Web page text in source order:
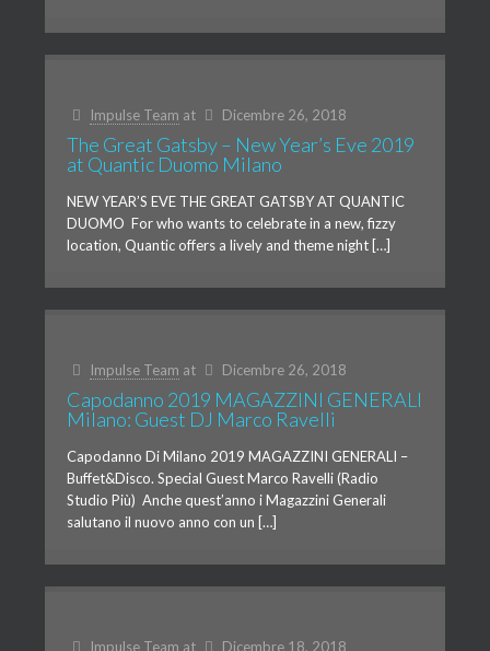
Impulse Team at Dicembre 26, 2018
The Great Gatsby – New Year’s Eve 2019
at Quantic Duomo Milano
NEW YEAR’S EVE THE GREAT GATSBY AT QUANTIC
DUOMO For who wants to celebrate in a new, fizzy
location, Quantic offers a lively and theme night […]
Impulse Team at Dicembre 26, 2018
Capodanno 2019 MAGAZZINI GENERALI
Milano: Guest DJ Marco Ravelli
Capodanno Di Milano 2019 MAGAZZINI GENERALI –
Buffet&Disco. Special Guest Marco Ravelli (Radio
Studio Più) Anche quest’anno i Magazzini Generali
salutano il nuovo anno con un […]
Impulse Team at Dicembre 18, 2018